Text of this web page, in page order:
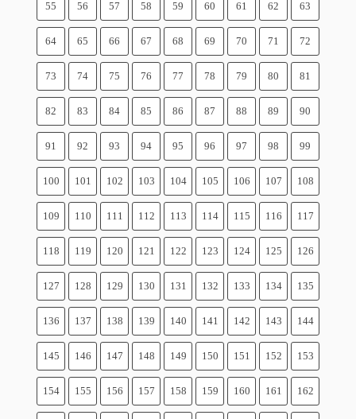
55 56 57 58 59 60 61 62 63
64 65 66 67 68 69 70 71 72
73 74 75 76 77 78 79 80 81
82 83 84 85 86 87 88 89 90
91 92 93 94 95 96 97 98 99
100 101 102 103 104 105 106 107 108
109 110 111 112 113 114 115 116 117
118 119 120 121 122 123 124 125 126
127 128 129 130 131 132 133 134 135
136 137 138 139 140 141 142 143 144
145 146 147 148 149 150 151 152 153
154 155 156 157 158 159 160 161 162